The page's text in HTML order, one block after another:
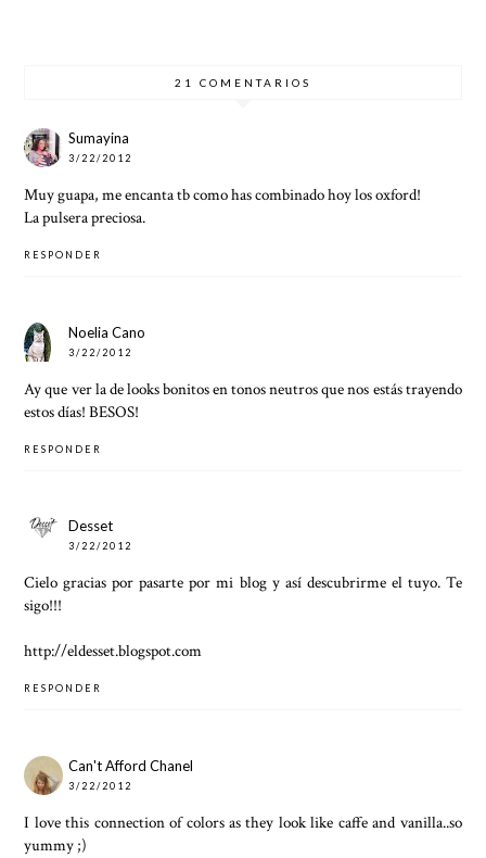
21 COMENTARIOS
Sumayina
3/22/2012
Muy guapa, me encanta tb como has combinado hoy los oxford!
La pulsera preciosa.
RESPONDER
Noelia Cano
3/22/2012
Ay que ver la de looks bonitos en tonos neutros que nos estás trayendo
estos días! BESOS!
RESPONDER
Desset
3/22/2012
Cielo gracias por pasarte por mi blog y así descubrirme el tuyo. Te
sigo!!!
http://eldesset.blogspot.com
RESPONDER
Can't Afford Chanel
3/22/2012
I love this connection of colors as they look like caffe and vanilla..so
yummy ;)